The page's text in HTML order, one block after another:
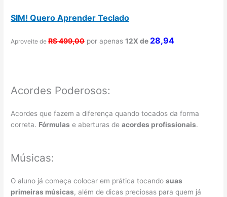
SIM! Quero Aprender Teclado
Aproveite deR$ 499,00 por apenas12X de 28,94
Acordes Poderosos:
Acordes que fazem a diferença quando tocados da forma
correta. Fórmulas e aberturas deacordes profissionais.
Músicas:
O aluno já começa colocar em prática tocandosuas
primeiras músicas, além de dicas preciosas para quem já